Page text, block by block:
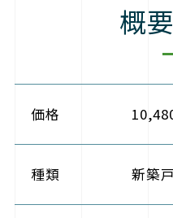
概
価格
種類 新築